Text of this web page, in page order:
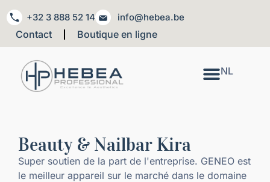
+32 3 888 52 14 info@hebea.be
Contact Boutique en ligne
NL
Beauty & Nailbar Kira
Super soutien de la part de l'entreprise. GENEO est
le meilleur appareil sur le marché dans le domaine